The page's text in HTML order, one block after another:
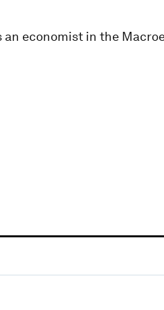
an economist in the